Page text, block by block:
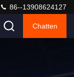
86--13908624127
Chatten